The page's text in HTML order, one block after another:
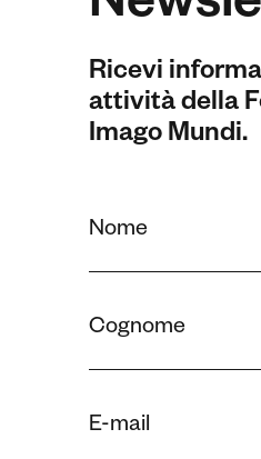
Ricevi
attività della
Imago Mundi.